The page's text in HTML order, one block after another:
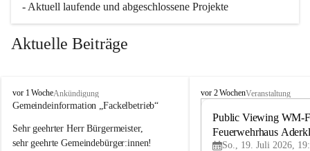
- Aktuell laufende und abgeschlossene Projekte
Aktuelle Beiträge
A
d
r
k
vor 1 WocheAnkündigung
Gemeindeinformation „Fackelbetrieb“
Sehr geehrter Herr Bürgermeister,
sehr geehrte Gemeindebürger:innen!
A
vor 2 WochenVeranstaltung
Public Viewing WM-
Feuerwehrhaus
So., 19. Juli 2026,